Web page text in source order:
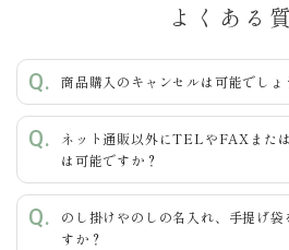
カテゴリー
よくある
商品購入のキャンセルは可能でしょ
ネット通販以外にTELやFAXまた
は可能ですか？
のし掛けやのしの名入れ、手提げ
すか？